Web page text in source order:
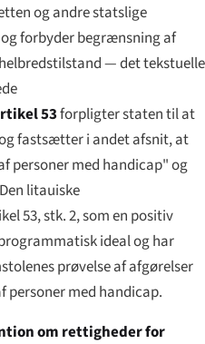
og andre statslige
forbyder begrænsning af
— det tekstuelle
53forpligter staten til at
fastsætter i andet afsnit, at
personer med handicap" og
litauiske
53, stk. 2, som en positiv
ideal og har
prøvelse af afgørelser
personer med handicap.
om rettigheder for